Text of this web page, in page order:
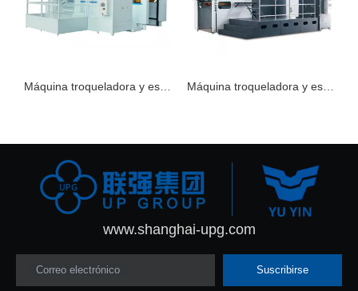
www.shanghai-upg.com
Correo electrónico Suscribirse